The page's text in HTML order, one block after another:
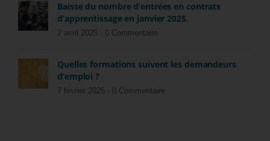
Baisse du nombre d’entrées en contrats
d’apprentissage en janvier 2025.
2 avril 2025 - 0 Commentaire
Quelles formations suivent les demandeurs
d’emploi ?
7 février 2025 - 0 Commentaire